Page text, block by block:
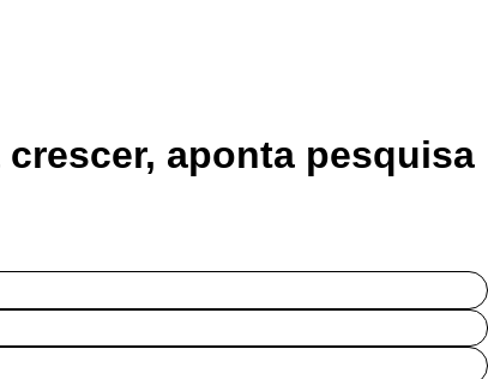
aponta pesquisa